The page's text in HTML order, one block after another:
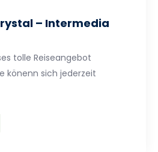
– Intermedia
tolle Reiseangebot
könenn sich jederzeit